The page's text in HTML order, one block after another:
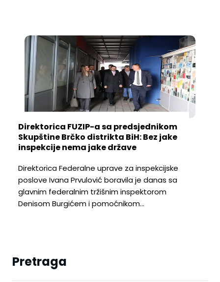
Direktorica FUZIP-a sa predsjednikom
Skupštine Brčko distrikta BiH: Bez jake
inspekcije nema jake države
Direktorica Federalne uprave za inspekcijske
poslove Ivana Prvulović boravila je danas sa
glavnim federalnim tržišnim inspektorom
Denisom Burgićem i pomoćnikom…
Pretraga